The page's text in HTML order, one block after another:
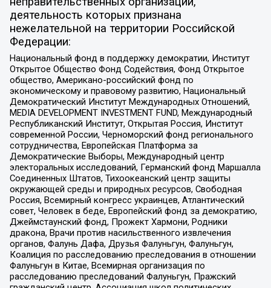
деятельность которых признана
нежелательной на территории Российской
Федерации:
Национальный фонд в поддержку демократии, Институт
Открытое Общество Фонд Содействия, Фонд Открытое
общество, Американо-российский фонд по
экономическому и правовому развитию, Национальный
Демократический Институт Международных Отношений,
MEDIA DEVELOPMENT INVESTMENT FUND, Международный
Республиканский Институт, Открытая Россия, Институт
современной России, Черноморский фонд регионального
сотрудничества, Европейская Платформа за
Демократические Выборы, Международный центр
электоральных исследований, Германский фонд Маршалла
Соединенных Штатов, Тихоокеанский центр защиты
окружающей среды и природных ресурсов, Свободная
Россия, Всемирный конгресс украинцев, Атлантический
совет, Человек в беде, Европейский фонд за демократию,
Джеймстаунский фонд, Прожект Хармони, Родники
дракона, Врачи против насильственного извлечения
органов, Фалунь Дафа, Друзья Фалуньгун, Фалуньгун,
Коалиция по расследованию преследования в отношении
Фалуньгун в Китае, Всемирная организация по
расследованию преследований Фалуньгун, Пражский